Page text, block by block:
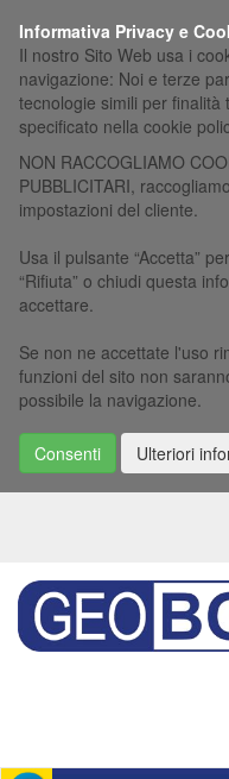
Informativa Privacy e
Il nostro Sito Web usa i
navigazione: Noi e terze
tecnologie simili per
specificato nella cookie
NON RACCOGLIAMO
PUBBLICITARI,
impostazioni del cliente.
Usa il pulsante “Accetta”
“Rifiuta” o chiudi questa
accettare.
Se non ne accettate l'uso
funzioni del sito non
possibile la navigazione.
Consenti Ulteriori